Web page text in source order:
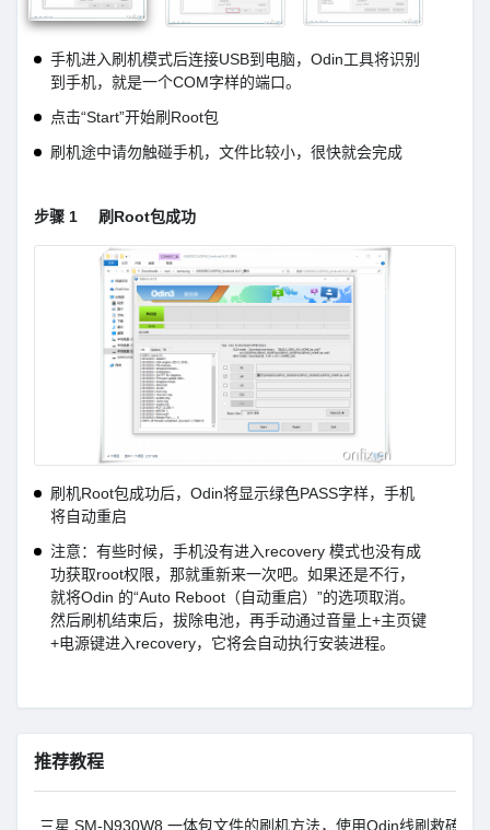
手机进入刷机模式后连接USB到电脑，Odin工具将识别
到手机，就是一个COM字样的端口。
点击“Start”开始刷Root包
刷机途中请勿触碰手机，文件比较小，很快就会完成
步骤 1 刷Root包成功
刷机Root包成功后，Odin将显示绿色PASS字样，手机
将自动重启
注意：有些时候，手机没有进入recovery 模式也没有成
功获取root权限，那就重新来一次吧。如果还是不行，
就将Odin 的“Auto Reboot（自动重启）”的选项取消。
然后刷机结束后，拔除电池，再手动通过音量上+主页键
+电源键进入recovery，它将会自动执行安装进程。
推荐教程
三星 SM-N930W8 一体包文件的刷机方法，使用Odin线刷救砖教程